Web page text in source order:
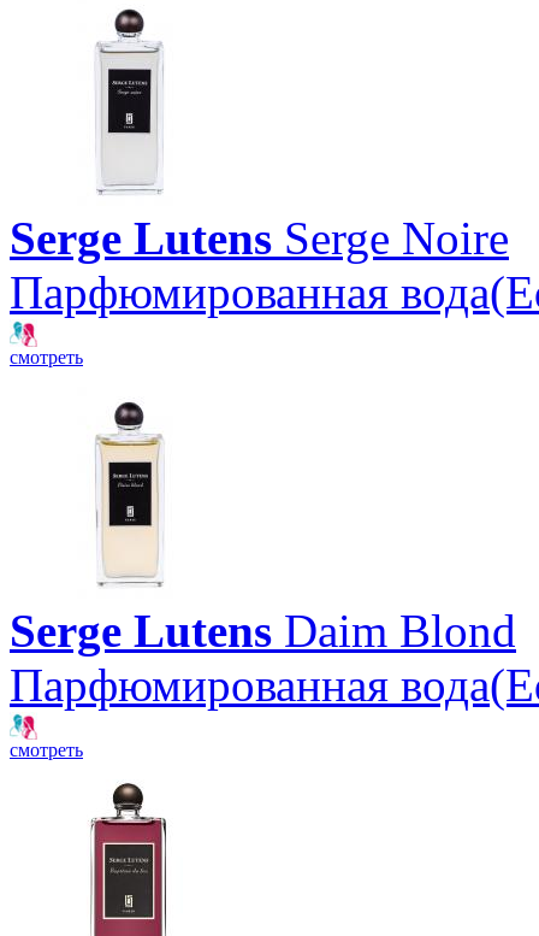
Serge Lutens Serge Noire
Парфюмированная
смотреть
Serge Lutens Daim Blond
Парфюмированная
смотреть